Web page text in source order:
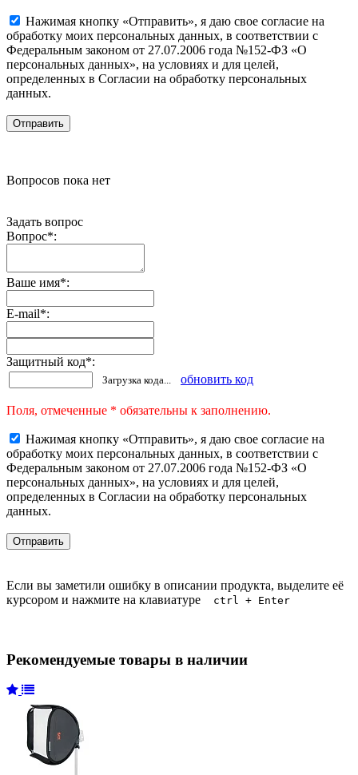
Нажимая кнопку «Отправить», я даю свое согласие на
обработку моих персональных данных, в соответствии с
Федеральным законом от 27.07.2006 года №152-ФЗ «О
персональных данных», на условиях и для целей,
определенных в Согласии на обработку персональных
данных.
Вопросов пока нет
Задать вопрос
Вопрос*:
Ваше имя*:
E-mail*:
Защитный код*:
Загрузка кода... обновить код
Поля, отмеченные * обязательны к заполнению.
Нажимая кнопку «Отправить», я даю свое согласие на
обработку моих персональных данных, в соответствии с
Федеральным законом от 27.07.2006 года №152-ФЗ «О
персональных данных», на условиях и для целей,
определенных в Согласии на обработку персональных
данных.
Если вы заметили ошибку в описании продукта, выделите её
курсором и нажмите на клавиатуре
ctrl + Enter
Рекомендуемые товары в наличии